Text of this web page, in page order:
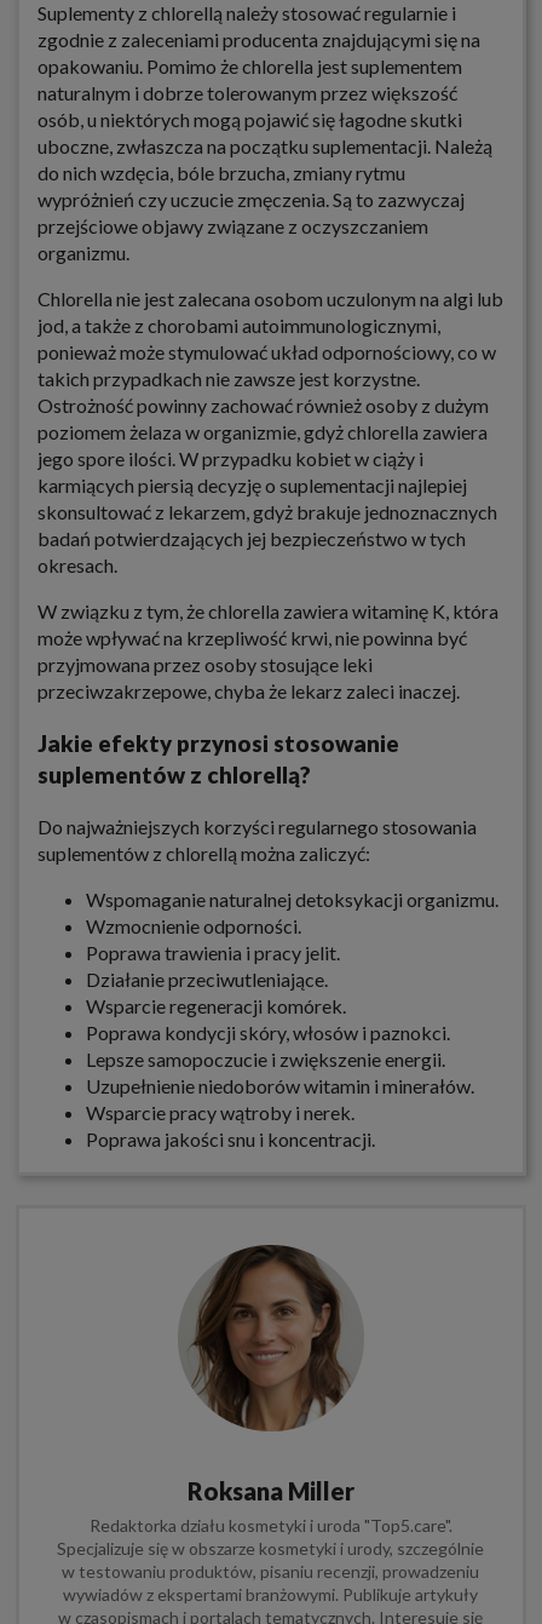
Suplementy z chlorellą należy stosować regularnie i
zgodnie z zaleceniami producenta znajdującymi się na
opakowaniu. Pomimo że chlorella jest suplementem
naturalnym i dobrze tolerowanym przez większość
osób, u niektórych mogą pojawić się łagodne skutki
uboczne, zwłaszcza na początku suplementacji. Należą
do nich wzdęcia, bóle brzucha, zmiany rytmu
wypróżnień czy uczucie zmęczenia. Są to zazwyczaj
przejściowe objawy związane z oczyszczaniem
organizmu.
Chlorella nie jest zalecana osobom uczulonym na algi lub
jod, a także z chorobami autoimmunologicznymi,
ponieważ może stymulować układ odpornościowy, co w
takich przypadkach nie zawsze jest korzystne.
Ostrożność powinny zachować również osoby z dużym
poziomem żelaza w organizmie, gdyż chlorella zawiera
jego spore ilości. W przypadku kobiet w ciąży i
karmiących piersią decyzję o suplementacji najlepiej
skonsultować z lekarzem, gdyż brakuje jednoznacznych
badań potwierdzających jej bezpieczeństwo w tych
okresach.
W związku z tym, że chlorella zawiera witaminę K, która
może wpływać na krzepliwość krwi, nie powinna być
przyjmowana przez osoby stosujące leki
przeciwzakrzepowe, chyba że lekarz zaleci inaczej.
Jakie efekty przynosi stosowanie
suplementów z chlorellą?
Do najważniejszych korzyści regularnego stosowania
suplementów z chlorellą można zaliczyć:
Wspomaganie naturalnej detoksykacji organizmu.
Wzmocnienie odporności.
Poprawa trawienia i pracy jelit.
Działanie przeciwutleniające.
Wsparcie regeneracji komórek.
Poprawa kondycji skóry, włosów i paznokci.
Lepsze samopoczucie i zwiększenie energii.
Uzupełnienie niedoborów witamin i minerałów.
Wsparcie pracy wątroby i nerek.
Poprawa jakości snu i koncentracji.
Roksana Miller
Redaktorka działu kosmetyki i uroda "Top5.care".
Specjalizuje się w obszarze kosmetyki i urody, szczególnie
w testowaniu produktów, pisaniu recenzji, prowadzeniu
wywiadów z ekspertami branżowymi. Publikuje artykuły
w czasopismach i portalach tematycznych. Interesuje się